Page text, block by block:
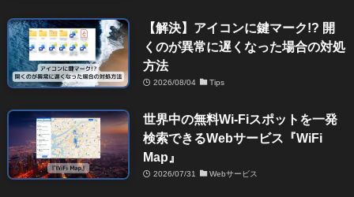
【解決】アイコンに鍵マーク!? 開
くのが異常に遅くなった場合の対処
方法
2026/08/04 Tips
世界中の無料Wi-Fiスポットを一発
検索できるWebサービス『WiFi
Map』
2026/07/31 Webサービス